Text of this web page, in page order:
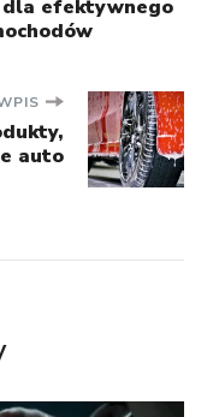
efektywnego
auto